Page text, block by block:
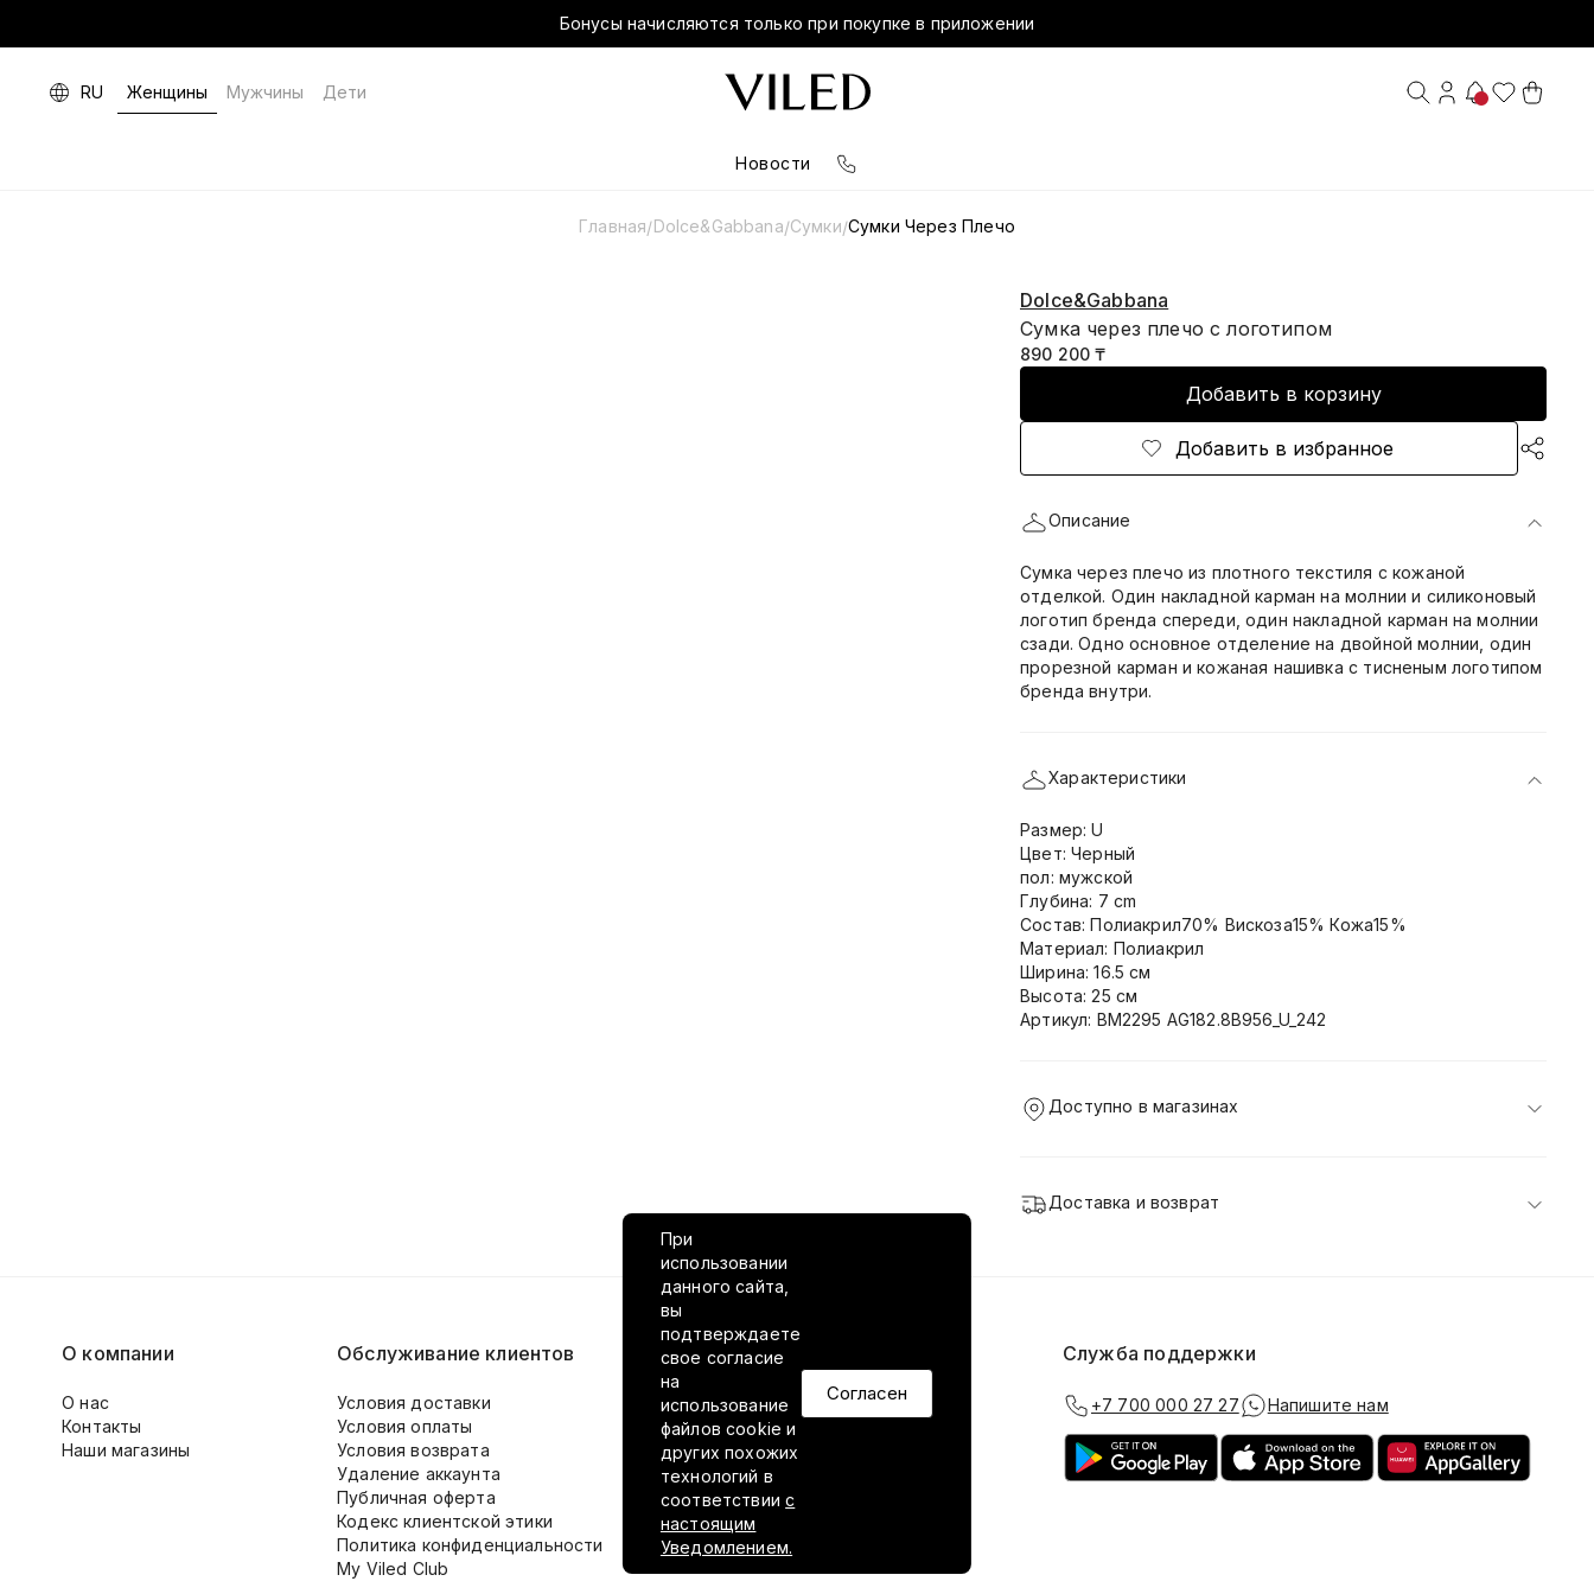
Бонусы начисляются только при покупке в приложении
RU Женщины Мужчины Дети
Новости
Главная/Dolce&Gabbana/Сумки/Сумки Через Плечо
Dolce&Gabbana
Сумка через плечо с логотипом
890 200 ₸
Добавить в корзину
Добавить в избранное
Описание
Сумка через плечо из плотного текстиля с кожаной
отделкой. Один накладной карман на молнии и силиконовый
логотип бренда спереди, один накладной карман на молнии
сзади. Одно основное отделение на двойной молнии, один
прорезной карман и кожаная нашивка с тисненым логотипом
бренда внутри.
Характеристики
Размер: U
Цвет: Черный
пол: мужской
Глубина: 7 cm
Состав: Полиакрил70% Вискоза15% Кожа15%
Материал: Полиакрил
Ширина: 16.5 см
Высота: 25 см
Артикул: BM2295 AG182.8B956_U_242
Доступно в магазинах
Доставка и возврат
При
использовании
данного сайта,
вы
подтверждаете
свое согласие
на
использование
файлов cookie и
других похожих
технологий в
соответствиис
настоящим
Уведомлением.
Согласен
О компании
О нас
Контакты
Наши магазины
Обслуживание клиентов
Условия доставки
Условия оплаты
Условия возврата
Удаление аккаунта
Публичная оферта
Кодекс клиентской этики
Политика конфиденциальности
My Viled Club
VILED в соцсетях Служба поддержки
+7 700 000 27 27 Напишите нам